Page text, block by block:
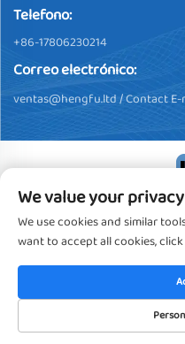
Telefono:
+86-17806230214
Correo electrónico:
ventas@hengfu.ltd/ Contact E-
Dereitos de autor © 2024,
Ltd. Todos os dereitos
We value your privacy
We use cookies and similar
want to accept all cookies,